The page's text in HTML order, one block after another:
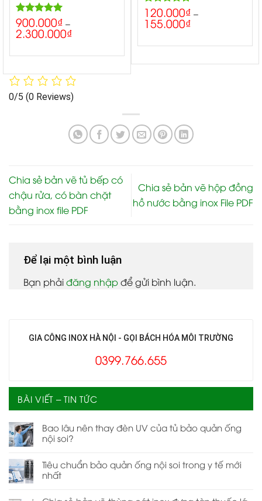
GIA CÔNG INOX HÀ NỘI - GỌI BÁCH HÓA MÔI TRƯỜNG
0399.766.655
BÀI VIẾT – TIN TỨC
Bao lâu nên thay đèn UV của tủ bảo quản ống
nội soi?
Tiêu chuẩn bảo quản ống nội soi trong y tế mới
nhất
Rated5.00
out of 5
900.000₫ –
2.300.000₫
Rated5.00
out of 5
120.000₫ –
155.000₫
0/5 (0 Reviews)
Chia sẻ bản vẽ tủ bếp có
chậu rửa, có bàn chặt
bằng inox file PDF
Chia sẻ bản vẽ hộp đồng
hồ nước bằng inox File PDF
Để lại một bình luận
Bạn phảiđăng nhậpđể gửi bình luận.